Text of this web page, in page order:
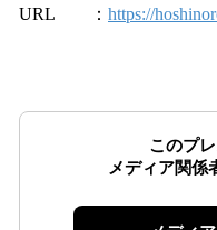
URL ： https://
このプ
メディア関係